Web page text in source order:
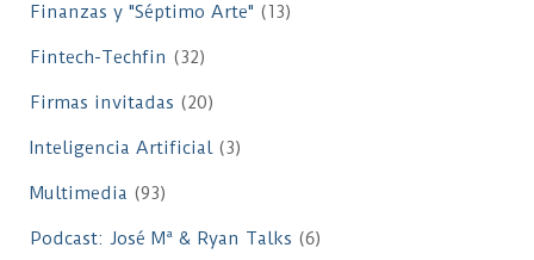
Finanzas y "Séptimo Arte" (13)
Fintech-Techfin (32)
Firmas invitadas (20)
Inteligencia Artificial(3)
Multimedia (93)
Podcast: José Mª & Ryan Talks (6)